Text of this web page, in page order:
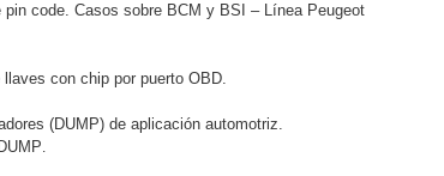
code. Casos sobre BCM y BSI – Línea Peugeot
con chip por puerto OBD.
(DUMP) de aplicación automotriz.
.